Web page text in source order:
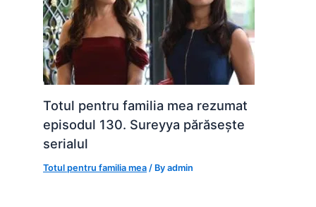
Totul pentru familia mea rezumat
episodul 130. Sureyya părăsește
serialul
Totul pentru familia mea / Byadmin